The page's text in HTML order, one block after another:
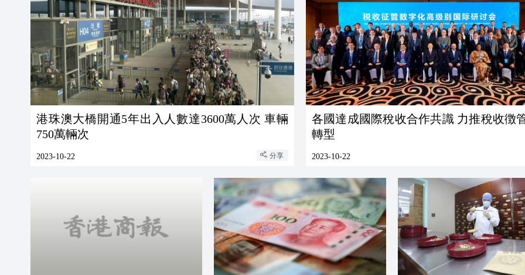
港珠澳大橋開通5年出入人數達3600萬人次 車輛
750萬輛次
2023-10-22 分享
各國達成國際稅收合作共識 力推稅收徴
轉型
2023-10-22